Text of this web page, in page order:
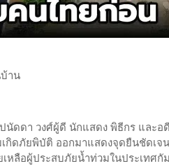
าน
นัดดา วงศ์ผู้ดี นักแสดง พิธีกร และ
กิดภัยพิบัติ ออกมาแสดงจุดยืนชัดเจ
หลือผู้ประสบภัยน้ำท่วมในประเทศกั